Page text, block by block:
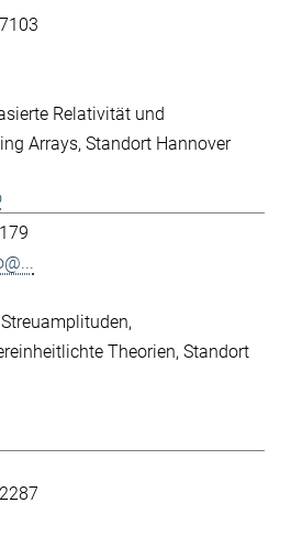
Relativität und
Arrays Standort Hannover
Theorien Standort